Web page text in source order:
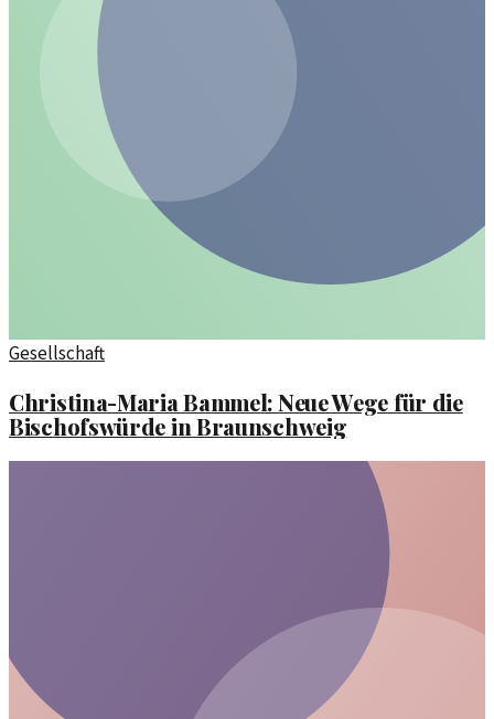
Gesellschaft
Christina-Maria Bammel: Neue Wege für die
Bischofswürde in Braunschweig